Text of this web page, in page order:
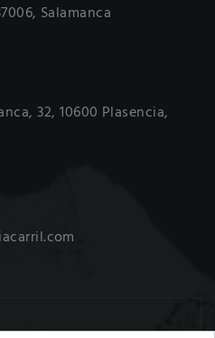
Salamanca
32, 10600 Plasencia,